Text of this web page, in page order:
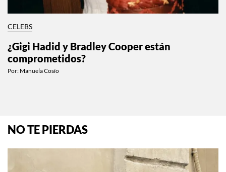
CELEBS
¿Gigi Hadid y Bradley Cooper están
comprometidos?
Por: Manuela Cosío
NO TE PIERDAS